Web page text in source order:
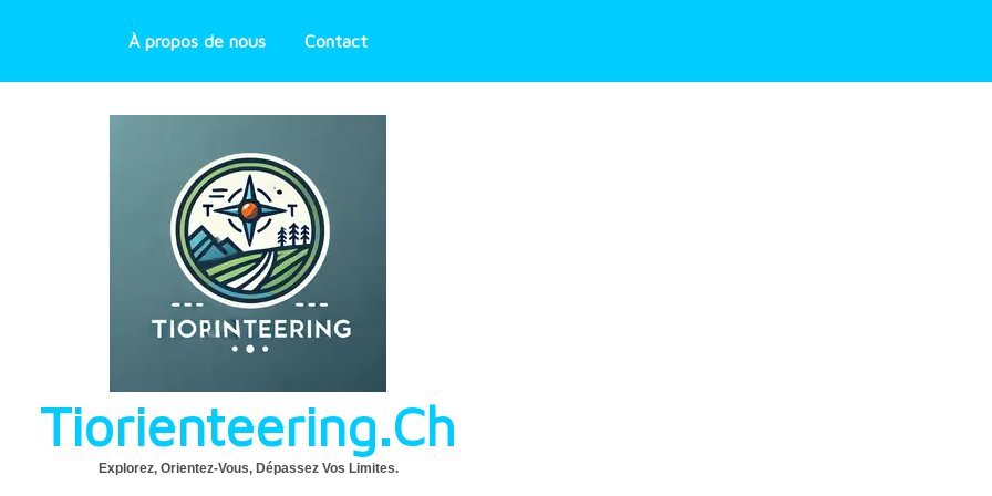
À propos de nous Contact
Tiorienteering.ch
Explorez, Orientez-Vous, Dépassez Vos Limites.